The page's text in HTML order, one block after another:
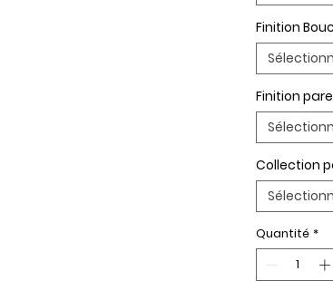
Finition
Finition
Collection
Quantité *